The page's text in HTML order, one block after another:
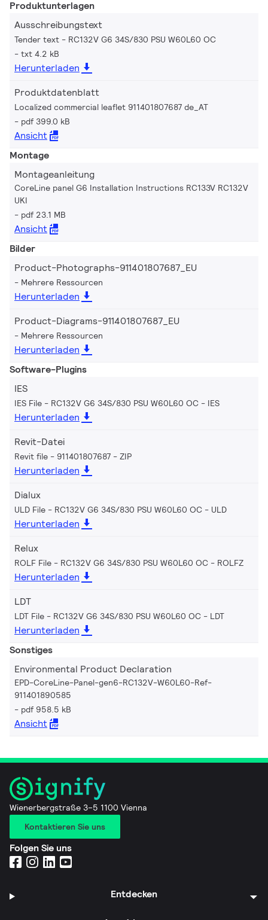
Produktunterlagen
Ausschreibungstext
Tender text - RC132V G6 34S/830 PSU W60L60 OC
txt 4.2 kB
Herunterladen
Produktdatenblatt
Localized commercial leaflet 911401807687 de_AT
pdf 399.0 kB
Ansicht
Montage
Montageanleitung
CoreLine panel G6 Installation Instructions RC133V RC132V
UKI
pdf 23.1 MB
Ansicht
Bilder
Product-Photographs-911401807687_EU
Mehrere Ressourcen
Herunterladen
Product-Diagrams-911401807687_EU
Mehrere Ressourcen
Herunterladen
Software-Plugins
IES
IES File - RC132V G6 34S/830 PSU W60L60 OC IES
Herunterladen
Revit-Datei
Revit file - 911401807687 ZIP
Herunterladen
Dialux
ULD File - RC132V G6 34S/830 PSU W60L60 OC ULD
Herunterladen
Relux
ROLF File - RC132V G6 34S/830 PSU W60L60 OC ROLFZ
Herunterladen
LDT
LDT File - RC132V G6 34S/830 PSU W60L60 OC LDT
Herunterladen
Sonstiges
Environmental Product Declaration
EPD-CoreLine-Panel-gen6-RC132V-W60L60-Ref-
911401890585
pdf 958.5 kB
Ansicht
Wienerbergstraße 3–5 1100 Vienna
Kontaktieren Sie uns
Folgen Sie uns
Entdecken